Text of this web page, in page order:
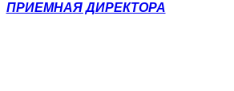
ПРИЕМНАЯ ДИРЕКТОРА